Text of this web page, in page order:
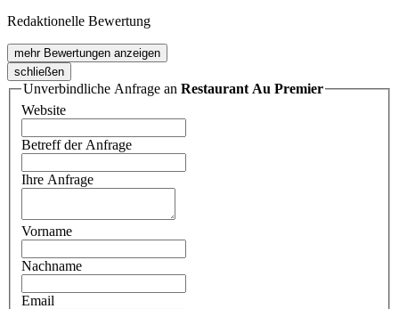
Redaktionelle Bewertung
mehr Bewertungen anzeigen
schließen
Unverbindliche Anfrage an Restaurant Au Premier
Website
Betreff der Anfrage
Ihre Anfrage
Vorname
Nachname
Email